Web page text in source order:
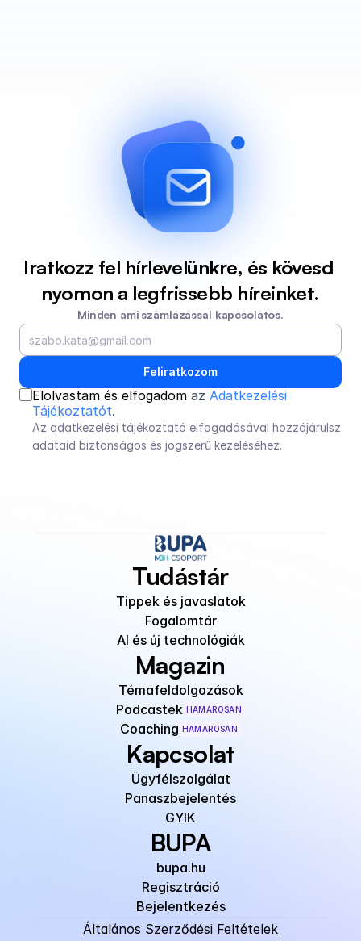
Iratkozz fel hírlevelünkre, és kövesd
nyomon a legfrissebb híreinket.
Minden ami számlázással kapcsolatos.
Feliratkozom
Elolvastam és elfogadom az Adatkezelési
Tájékoztatót.
Az adatkezelési tájékoztató elfogadásával hozzájárulsz
adataid biztonságos és jogszerű kezeléséhez.
Tudástár
Tippek és javaslatok
Fogalomtár
AI és új technológiák
Magazin
Témafeldolgozások
Podcastek HAMAROSAN
Coaching HAMAROSAN
Kapcsolat
Ügyfélszolgálat
Panaszbejelentés
GYIK
BUPA
bupa.hu
Regisztráció
Bejelentkezés
Általános Szerződési Feltételek